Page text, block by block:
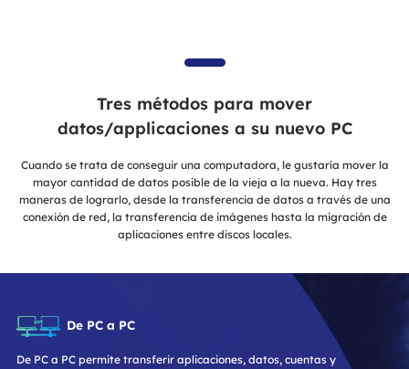
Tres métodos para mover
datos/applicaciones a su nuevo PC
Cuando se trata de conseguir una computadora, le gustaría mover la
mayor cantidad de datos posible de la vieja a la nueva. Hay tres
maneras de lograrlo, desde la transferencia de datos a través de una
conexión de red, la transferencia de imágenes hasta la migración de
aplicaciones entre discos locales.
De PC a PC
De PC a PC permite transferir aplicaciones, datos, cuentas y